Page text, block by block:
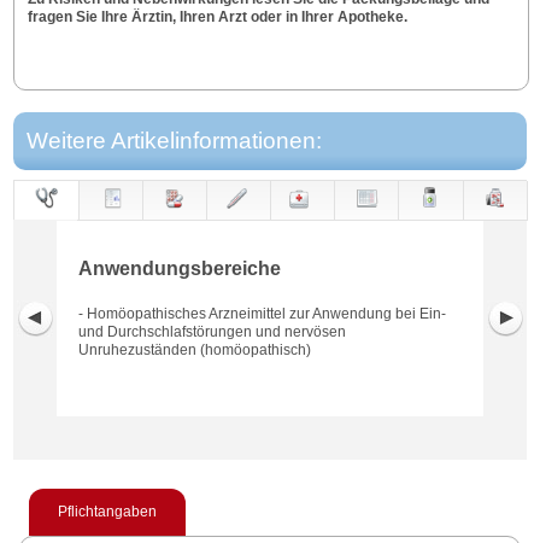
fragen Sie Ihre Ärztin, Ihren Arzt oder in Ihrer Apotheke.
Weitere Artikelinformationen:
Anwendungsbereiche
- Homöopathisches Arzneimittel zur Anwendung bei Ein-
und Durchschlafstörungen und nervösen
Unruhezuständen (homöopathisch)
Pflichtangaben